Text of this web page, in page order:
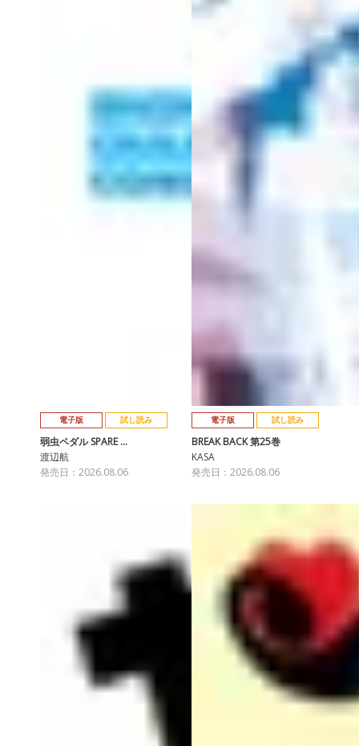
電子版 試し読み
弱虫ペダル SPARE …
渡辺航
発売日：2026.08.06
電子版 試し読み
BREAK BACK 第25巻
KASA
発売日：2026.08.06